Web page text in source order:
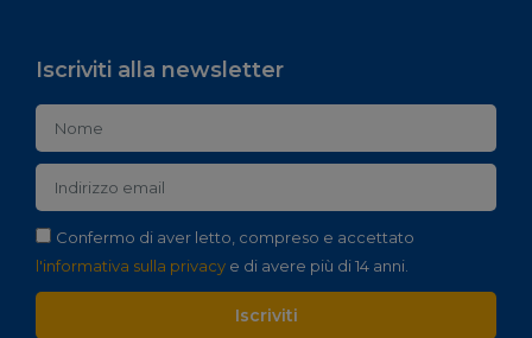
Iscriviti alla newsletter
Confermo di aver letto, compreso e accettato
l'informativa sulla privacy e di avere più di 14 anni.
Iscriviti